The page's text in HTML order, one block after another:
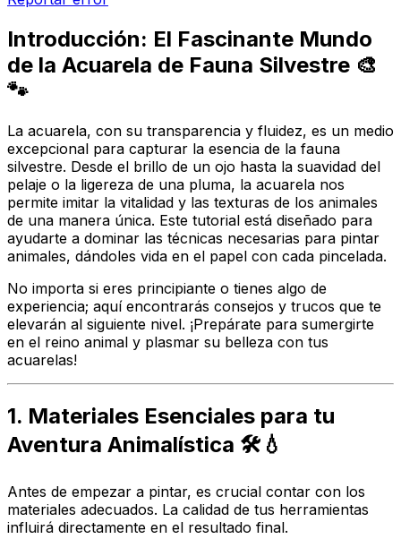
Introducción: El Fascinante Mundo
de la Acuarela de Fauna Silvestre 🎨
🐾
La acuarela, con su transparencia y fluidez, es un medio
excepcional para capturar la esencia de la fauna
silvestre. Desde el brillo de un ojo hasta la suavidad del
pelaje o la ligereza de una pluma, la acuarela nos
permite imitar la vitalidad y las texturas de los animales
de una manera única. Este tutorial está diseñado para
ayudarte a dominar las técnicas necesarias para pintar
animales, dándoles vida en el papel con cada pincelada.
No importa si eres principiante o tienes algo de
experiencia; aquí encontrarás consejos y trucos que te
elevarán al siguiente nivel. ¡Prepárate para sumergirte
en el reino animal y plasmar su belleza con tus
acuarelas!
1. Materiales Esenciales para tu
Aventura Animalística 🛠️💧
Antes de empezar a pintar, es crucial contar con los
materiales adecuados. La calidad de tus herramientas
influirá directamente en el resultado final.